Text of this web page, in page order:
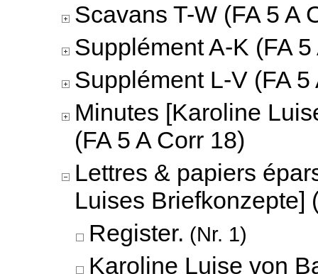
Scavans T-W (FA 5 A
Supplément A-K (FA
Supplément L-V (FA 5
Minutes [Karoline
(FA 5 A Corr 18)
Lettres & papiers
Luises Briefkonzepte]
Register. (Nr. 1)
Karoline Luise von